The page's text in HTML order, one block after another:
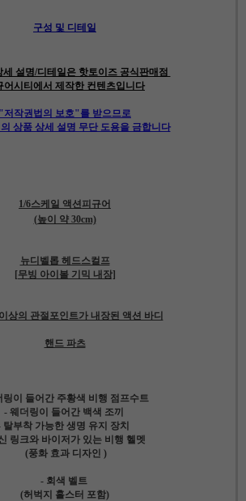
구성 및 디테일
세 설명/디테일은 핫토이즈 공식판매점
어시티에서 제작한 컨텐츠입니다
"저작권법의 보호"를 받으므로
상품 상세 설명 무단 도용을 금합니다
1/6스케일 액션피규어
(높이 약 30cm)
뉴디벨롭 헤드스컬프
[무빙 아이볼 기믹 내장]
상의 관절포인트가 내장된 액션 바디
핸드 파츠
링이 들어간 주황색 비행 점프수트
- 웨더링이 들어간 백색 조끼
탈부착 가능한 생명 유지 장치
링크와 바이저가 있는 비행 헬멧
(풍화 효과 디자인 )
- 회색 벨트
(허벅지 홀스터 포함)